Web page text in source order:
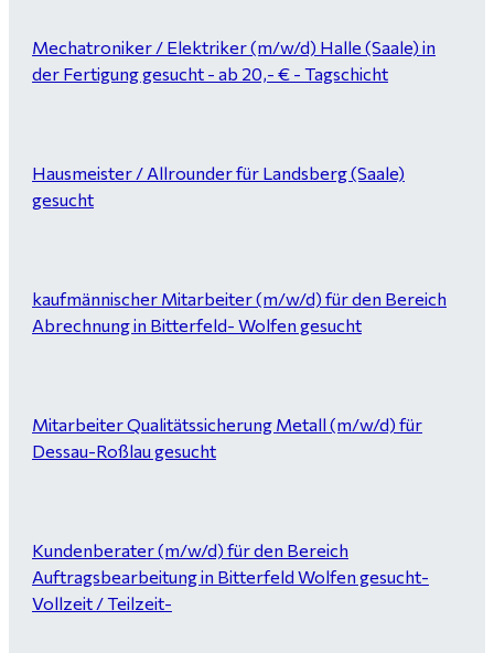
Mechatroniker / Elektriker (m/w/d) Halle (Saale) in
der Fertigung gesucht - ab 20,- € - Tagschicht
Hausmeister / Allrounder für Landsberg (Saale)
gesucht
kaufmännischer Mitarbeiter (m/w/d) für den Bereich
Abrechnung in Bitterfeld- Wolfen gesucht
Mitarbeiter Qualitätssicherung Metall (m/w/d) für
Dessau-Roßlau gesucht
Kundenberater (m/w/d) für den Bereich
Auftragsbearbeitung in Bitterfeld Wolfen gesucht-
Vollzeit / Teilzeit-